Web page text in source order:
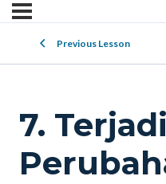
Previous Lesson
7. Terjadi